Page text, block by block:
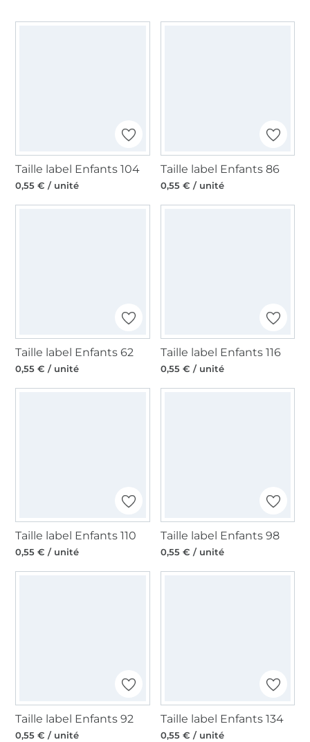
Taille label Enfants 104
0,55 € / unité
Taille label Enfants 86
0,55 € / unité
Taille label Enfants 62
0,55 € / unité
Taille label Enfants 116
0,55 € / unité
Taille label Enfants 110
0,55 € / unité
Taille label Enfants 98
0,55 € / unité
Taille label Enfants 92
0,55 € / unité
Taille label Enfants 134
0,55 € / unité